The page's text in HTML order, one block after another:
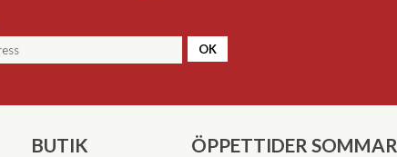
OK
BUTIK ÖPPETTIDER SOMMAR